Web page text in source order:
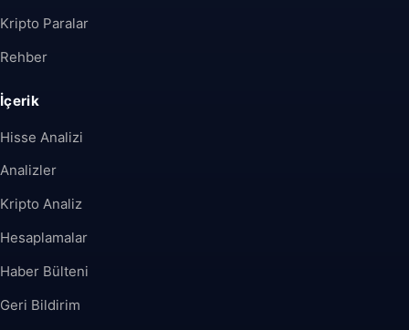
Kripto Paralar
Rehber
İçerik
Hisse Analizi
Analizler
Kripto Analiz
Hesaplamalar
Haber Bülteni
Geri Bildirim